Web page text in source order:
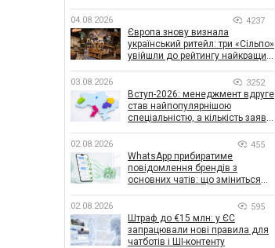
04.08.2026 4237
Європа знову визнала
український ритейл: три «Сільпо»
увійшли до рейтингу найкращих
03.08.2026 3252
Вступ-2026: менеджмент вдруге
став найпопулярнішою
спеціальністю, а кількість заяв
02.08.2026 455
WhatsApp прибиратиме
повідомлення брендів з
основних чатів: що зміниться
02.08.2026 595
Штраф до €15 млн: у ЄС
запрацювали нові правила для
чатботів і ШІ-контенту